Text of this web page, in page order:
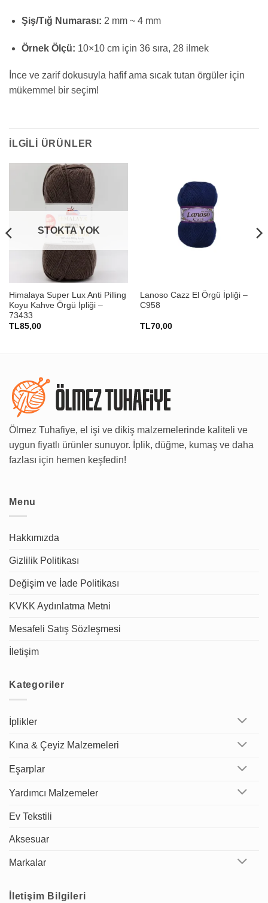
Şiş/Tığ Numarası: 2 mm ~ 4 mm
Örnek Ölçü: 10×10 cm için 36 sıra, 28 ilmek
İnce ve zarif dokusuyla hafif ama sıcak tutan örgüler için
mükemmel bir seçim!
İLGILI ÜRÜNLER
STOKTA YOK
Himalaya Super Lux Anti Pilling
Koyu Kahve Örgü İpliği –
73433
TL85,00
Lanoso Cazz El Örgü İpliği –
C958
TL70,00
Ölmez Tuhafiye, el işi ve dikiş malzemelerinde kaliteli ve
uygun fiyatlı ürünler sunuyor. İplik, düğme, kumaş ve daha
fazlası için hemen keşfedin!
Menu
Hakkımızda
Gizlilik Politikası
Değişim ve İade Politikası
KVKK Aydınlatma Metni
Mesafeli Satış Sözleşmesi
İletişim
Kategoriler
İplikler
Kına & Çeyiz Malzemeleri
Eşarplar
Yardımcı Malzemeler
Ev Tekstili
Aksesuar
Markalar
İletişim Bilgileri